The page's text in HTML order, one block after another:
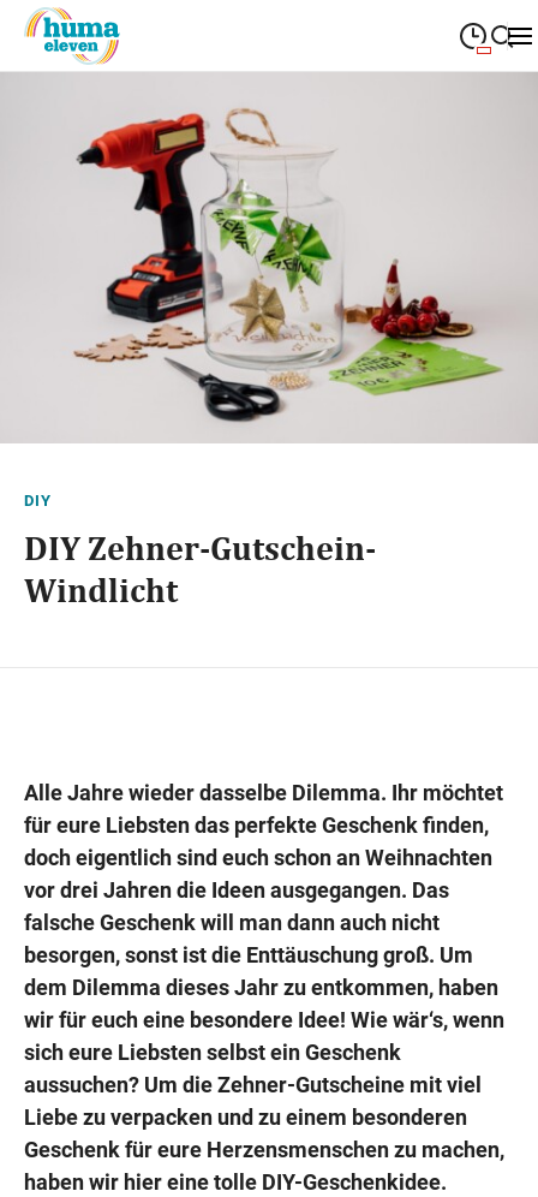
Dienstag
DIENSTAG
Donnerstag
DONNERSTAG
Freitag
FREITAG 09:00—
DIY
DIY Zehner-Gutschein-
Windlicht
Alle Jahre wieder dasselbe Dilemma. Ihr möchtet
für eure Liebsten das perfekte Geschenk finden,
doch eigentlich sind euch schon an Weihnachten
vor drei Jahren die Ideen ausgegangen. Das
falsche Geschenk will man dann auch nicht
besorgen, sonst ist die Enttäuschung groß. Um
dem Dilemma dieses Jahr zu entkommen, haben
wir für euch eine besondere Idee! Wie wär‘s, wenn
sich eure Liebsten selbst ein Geschenk
aussuchen? Um die Zehner-Gutscheine mit viel
Liebe zu verpacken und zu einem besonderen
Geschenk für eure Herzensmenschen zu machen,
haben wir hier eine tolle DIY-Geschenkidee.